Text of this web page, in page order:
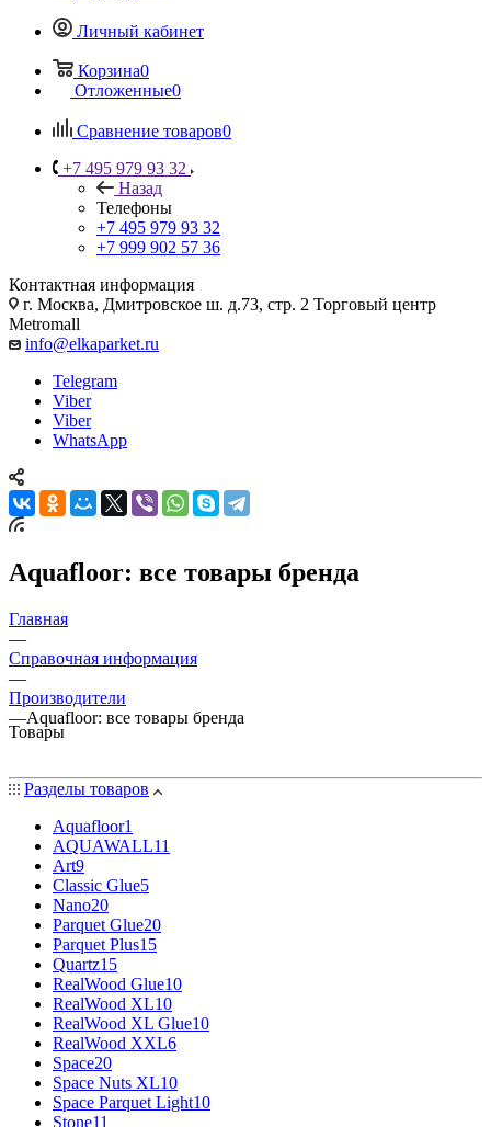
Личный кабинет
Корзина0
Отложенные0
Сравнение товаров0
+7 495 979 93 32
Назад
Телефоны
+7 495 979 93 32
+7 999 902 57 36
Контактная информация
г. Москва, Дмитровское ш. д.73, стр. 2 Торговый центр
Metromall
info@elkaparket.ru
Telegram
Viber
Viber
WhatsApp
Aquafloor: все товары бренда
Главная
—
Справочная информация
—
Производители
—Aquafloor: все товары бренда
Товары
Разделы товаров
Aquafloor1
AQUAWALL11
Art9
Classic Glue5
Nano20
Parquet Glue20
Parquet Plus15
Quartz15
RealWood Glue10
RealWood XL10
RealWood XL Glue10
RealWood XXL6
Space20
Space Nuts XL10
Space Parquet Light10
Stone11